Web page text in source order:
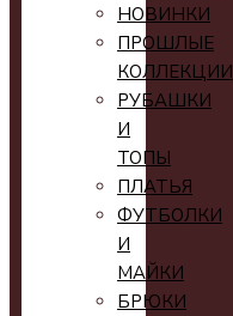
НОВИНКИ
ПРОШЛЫЕ
КОЛЛЕКЦИИ
РУБАШКИ
И
ТОПЫ
ПЛАТЬЯ
ФУТБОЛКИ
И
МАЙКИ
БРЮКИ